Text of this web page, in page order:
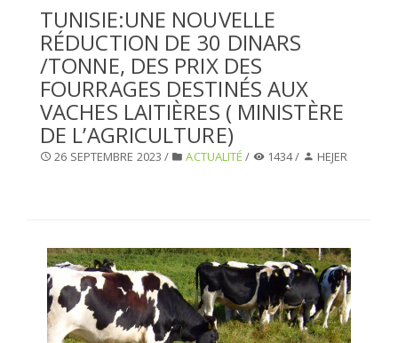
SÉLECTIONNEZ UN DOSSIER
SELECTIONNEZ UNE SECTION
SÉLECTIONNEZ UNE CATÉGORIE
SÉLECTIONNEZ UN/DES PAYS
TUNISIE:UNE NOUVELLE
RÉDUCTION DE 30 DINARS
/TONNE, DES PRIX DES
FOURRAGES DESTINÉS AUX
VACHES LAITIÈRES ( MINISTÈRE
DE L’AGRICULTURE)
26 SEPTEMBRE 2023 / ACTUALITÉ / 1434 / HEJER